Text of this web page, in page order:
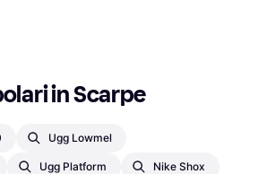
in Scarpe
Ugg Lowmel
Ugg Platform Nike Shox